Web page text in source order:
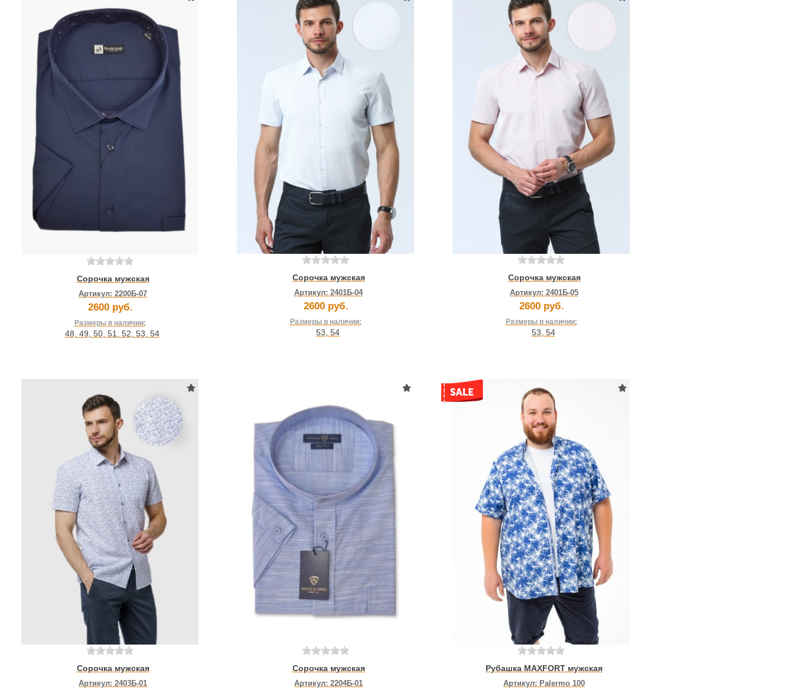
Сорочка мужская
Артикул: 2200Б-07
2600 руб.
Размеры в наличии:
48 49 50, 51 52 53 54
Сорочка мужская
Артикул: 2401Б-04
2600 руб.
Размеры в наличии:
53, 54
Сорочка мужская
Артикул: 2401Б-05
2600 руб.
Размеры в наличии:
53, 54
Сорочка мужская
Артикул: 2403Б-01
Сорочка мужская
Артикул: 2204Б-01
Рубашка MAXFORT мужская
Артикул: Palermo 100